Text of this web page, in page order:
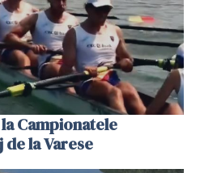
Campionatele
la Varese